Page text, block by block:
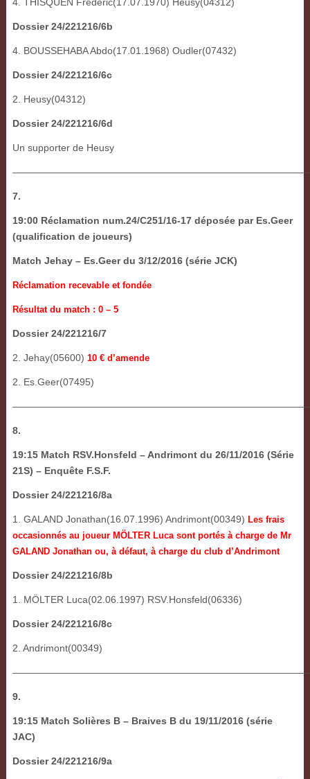
Dossier 24/221216/6b
4. BOUSSEHABA Abdo(17.01.1968) Oudler(07432)
Dossier 24/221216/6c
2. Heusy(04312)
Dossier 24/221216/6d
Un supporter de Heusy
7.
19:00 Réclamation num.24/C251/16-17 déposée par Es.Geer
(qualification de joueurs)
Match Jehay – Es.Geer du 3/12/2016 (série JCK)
Réclamation recevable et fondée
Résultat du match : 0 – 5
Dossier 24/221216/7
2. Jehay(05600) 10 € d’amende
2. Es.Geer(07495)
8.
19:15 Match RSV.Honsfeld – Andrimont du 26/11/2016 (Série
21S) – Enquête F.S.F.
Dossier 24/221216/8a
1. GALAND Jonathan(16.07.1996) Andrimont(00349) Les frais
occasionnés au joueur MÖLTER Luca sont portés à charge de Mr
GALAND Jonathan ou, à défaut, à charge du club d’Andrimont
Dossier 24/221216/8b
1. MÖLTER Luca(02.06.1997) RSV.Honsfeld(06336)
Dossier 24/221216/8c
2. Andrimont(00349)
9.
19:15 Match Solières B – Braives B du 19/11/2016 (série
JAC)
Dossier 24/221216/9a